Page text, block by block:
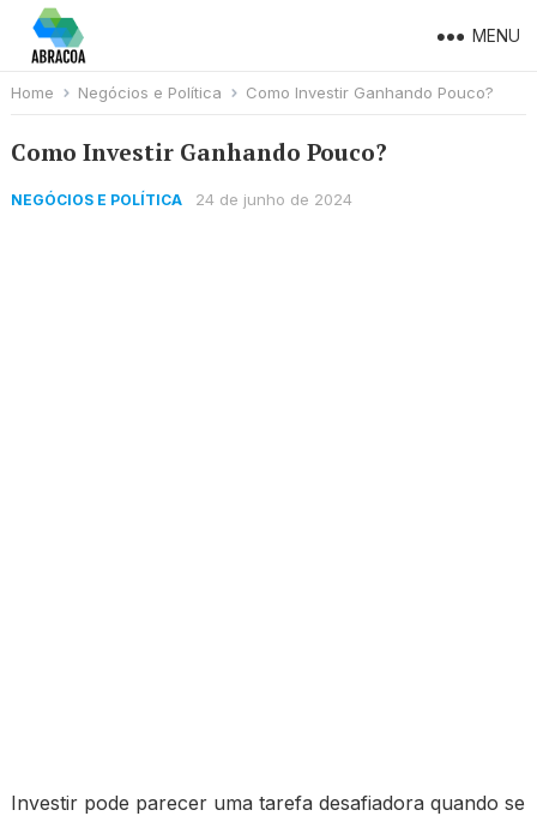
MENU
Home Negócios e Política Como Investir Ganha​ndo Pouco?
Como Investir Ganha​ndo Pouco?
NEGÓCIOS E POLÍTICA 24 de junho de 2024
Investir pode parecer uma tarefa desafiadora quando se